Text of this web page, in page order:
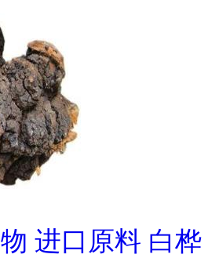
进口原料 白桦